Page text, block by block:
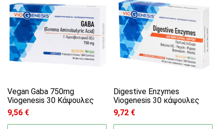
Vegan Gaba 750mg
Viogenesis 30 Κάψουλες
9,56 €
Digestive Enzymes
Viogenesis 30 κάψουλες
9,72 €